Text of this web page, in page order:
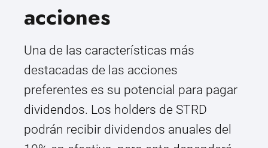
acciones
Una de las características más
destacadas de las acciones
preferentes es su potencial para pagar
dividendos. Los holders de STRD
podrán recibir dividendos anuales del